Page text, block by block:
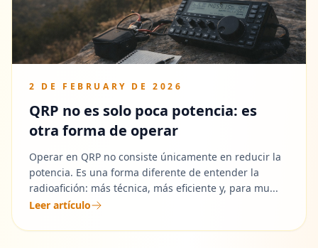
2 DE FEBRUARY DE 2026
QRP no es solo poca potencia: es
otra forma de operar
Operar en QRP no consiste únicamente en reducir la
potencia. Es una forma diferente de entender la
radioafición: más técnica, más eficiente y, para mu...
Leer artículo